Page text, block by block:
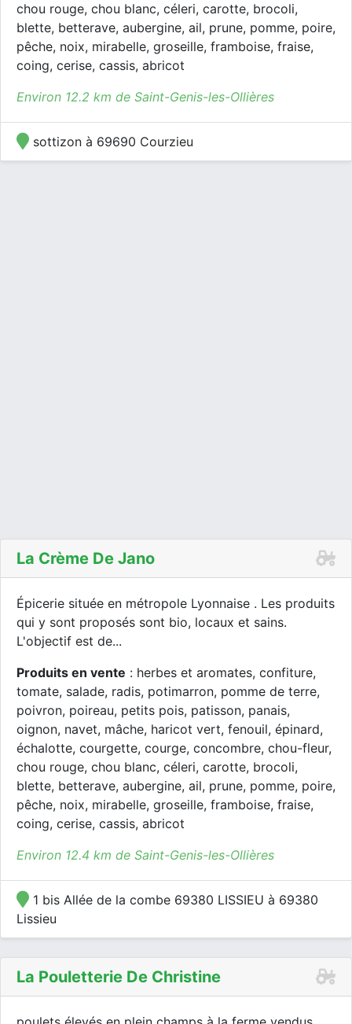
chou rouge, chou blanc, céleri, carotte, brocoli,
blette, betterave, aubergine, ail, prune, pomme, poire,
pêche, noix, mirabelle, groseille, framboise, fraise,
coing, cerise, cassis, abricot
Environ 12.2 km de Saint-Genis-les-Ollières
sottizon à 69690 Courzieu
La Crème De Jano
Épicerie située en métropole Lyonnaise . Les produits
qui y sont proposés sont bio, locaux et sains.
L'objectif est de...
Produits en vente : herbes et aromates, confiture,
tomate, salade, radis, potimarron, pomme de terre,
poivron, poireau, petits pois, patisson, panais,
oignon, navet, mâche, haricot vert, fenouil, épinard,
échalotte, courgette, courge, concombre, chou-fleur,
chou rouge, chou blanc, céleri, carotte, brocoli,
blette, betterave, aubergine, ail, prune, pomme, poire,
pêche, noix, mirabelle, groseille, framboise, fraise,
coing, cerise, cassis, abricot
Environ 12.4 km de Saint-Genis-les-Ollières
1 bis Allée de la combe 69380 LISSIEU à 69380
Lissieu
La Pouletterie De Christine